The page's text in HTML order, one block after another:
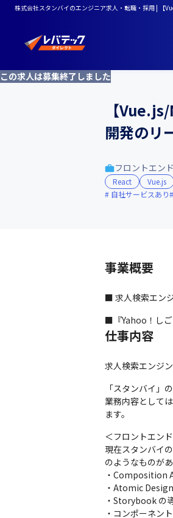
株式会社スタンバイのエンジニア求人・転職・採用 | 【
この求人は募集終了しました
【
開発のリ
フロントエン
React Vue.js
自社サービスあり
事業概要
■ 求人検索エン
■『Yahoo！しご
仕事内容
求人検索エンジ
「スタンバイ」
業務内容として
ます。
＜フロントエン
現在スタンバイ
のようなものがあ
・Composition
・Atomic
・Storybook の
・コンポーネン